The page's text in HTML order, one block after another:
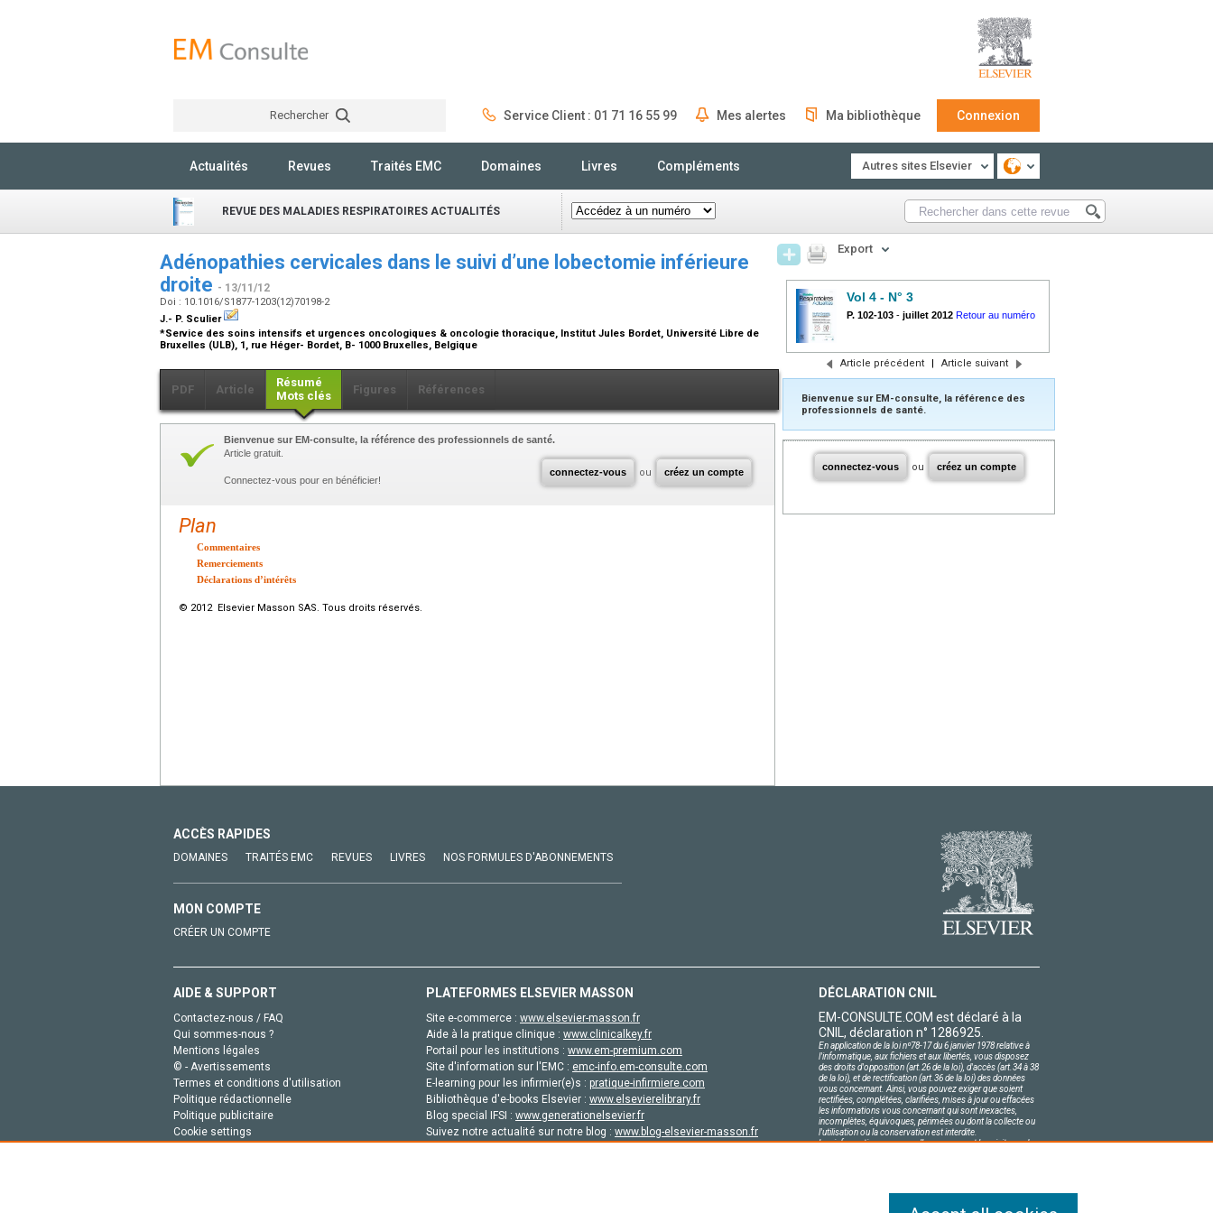
Rechercher Service Client : 01 71 16 55 99 Mes alertes Ma bibliothèque Connexion
Actualités Revues Traités EMC Domaines Livres Compléments Autres sites Elsevier
REVUE DES MALADIES RESPIRATOIRES ACTUALITÉS
Adénopathies cervicales dans le suivi d’une lobectomie inférieure
droite - 13/11/12
Doi : 10.1016/S1877-1203(12)70198-2
J.- P. Sculier
*Service des soins intensifs et urgences oncologiques & oncologie thoracique, Institut Jules Bordet, Université Libre de
Bruxelles (ULB), 1, rue Héger- Bordet, B- 1000 Bruxelles, Belgique
PDF Article
Résumé
Mots clés
Figures Références
connectez-vous ou créez un compte
Bienvenue sur EM-consulte, la référence des professionnels de santé.
Article gratuit.
Connectez-vous pour en bénéficier!
Plan
Commentaires
Remerciements
Déclarations d’intérêts
© 2012 Elsevier Masson SAS. Tous droits réservés.
Export
Vol 4 - N° 3
P. 102-103 - juillet 2012 Retour au numéro
Article précédent | Article suivant
Bienvenue sur EM-consulte, la référence des
professionnels de santé.
connectez-vous ou créez un compte
ACCÈS RAPIDES
DOMAINES TRAITÉS EMC REVUES LIVRES NOS FORMULES D'ABONNEMENTS
MON COMPTE
CRÉER UN COMPTE
AIDE & SUPPORT
Contactez-nous / FAQ
Qui sommes-nous ?
Mentions légales
© - Avertissements
Termes et conditions d'utilisation
Politique rédactionnelle
Politique publicitaire
Cookie settings
PLATEFORMES ELSEVIER MASSON
Site e-commerce : www.elsevier-masson.fr
Aide à la pratique clinique : www.clinicalkey.fr
Portail pour les institutions : www.em-premium.com
Site d'information sur l'EMC : emc-info.em-consulte.com
E-learning pour les infirmier(e)s : pratique-infirmiere.com
Bibliothèque d'e-books Elsevier : www.elsevierelibrary.fr
Blog special IFSI : www.generationelsevier.fr
Suivez notre actualité sur notre blog : www.blog-elsevier-masson.fr
DÉCLARATION CNIL
EM-CONSULTE.COM est déclaré à la
CNIL, déclaration n° 1286925.
En application de la loi nº78-17 du 6 janvier 1978 relative à
l'informatique, aux fichiers et aux libertés, vous disposez
des droits d'opposition (art.26 de la loi), d'accès (art.34 à 38
de la loi), et de rectification (art.36 de la loi) des données
vous concernant. Ainsi, vous pouvez exiger que soient
rectifiées, complétées, clarifiées, mises à jour ou effacées
les informations vous concernant qui sont inexactes,
incomplètes, équivoques, périmées ou dont la collecte ou
l'utilisation ou la conservation est interdite.
Les informations personnelles concernant les visiteurs de